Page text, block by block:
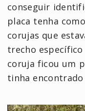
conseguir
placa tenha
corujas que
trecho
coruja ficou um
tinha